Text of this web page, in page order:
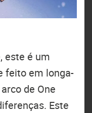
este é um
feito em longa-
de One
Este